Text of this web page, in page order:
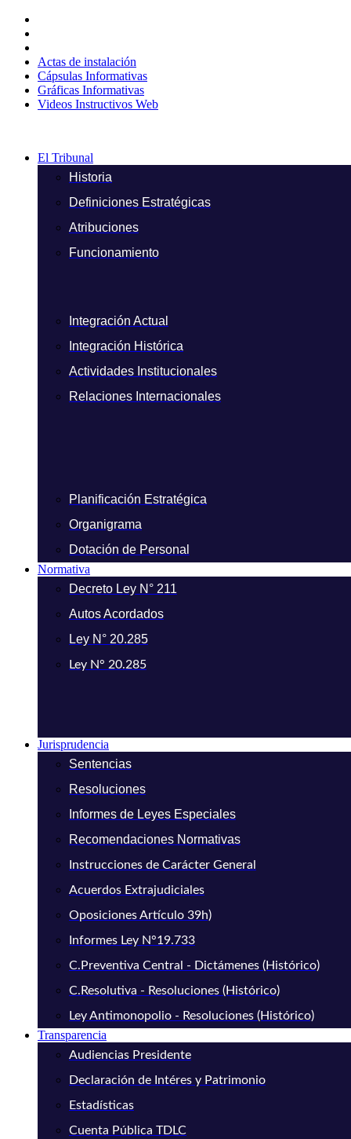
contenido
Actas de instalación
Cápsulas Informativas
Gráficas Informativas
Videos Instructivos Web
El Tribunal
Historia
Definiciones Estratégicas
Atribuciones
Funcionamiento
Integración Actual
Integración Histórica
Actividades Institucionales
Relaciones Internacionales
Planificación Estratégica
Organigrama
Dotación de Personal
Normativa
Decreto Ley N° 211
Autos Acordados
Ley N° 20.285
Ley N° 20.285
Jurisprudencia
Sentencias
Resoluciones
Informes de Leyes Especiales
Recomendaciones Normativas
Instrucciones de Carácter General
Acuerdos Extrajudiciales
Oposiciones Artículo 39h)
Informes Ley N°19.733
C.Preventiva Central - Dictámenes (Histórico)
C.Resolutiva - Resoluciones (Histórico)
Ley Antimonopolio - Resoluciones (Histórico)
Transparencia
Audiencias Presidente
Declaración de Intéres y Patrimonio
Estadísticas
Cuenta Pública TDLC